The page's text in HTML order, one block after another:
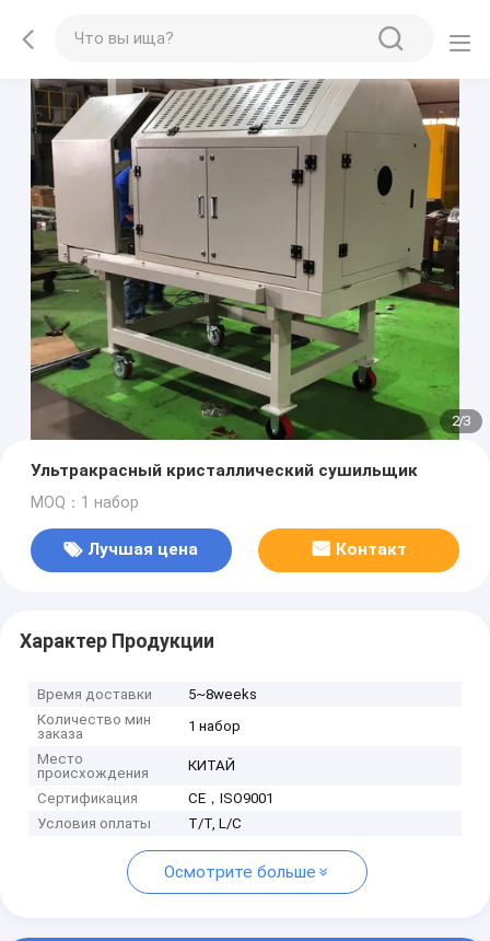
2/3
Ультракрасный кристаллический сушильщик
MOQ：1 набор
Лучшая цена Контакт
Характер Продукции
Время доставки
5~8weeks
Количество мин
заказа
1 набор
Место
происхождения
КИТАЙ
Сертификация
CE，ISO9001
Условия оплаты
T/T, L/C
Осмотрите больше